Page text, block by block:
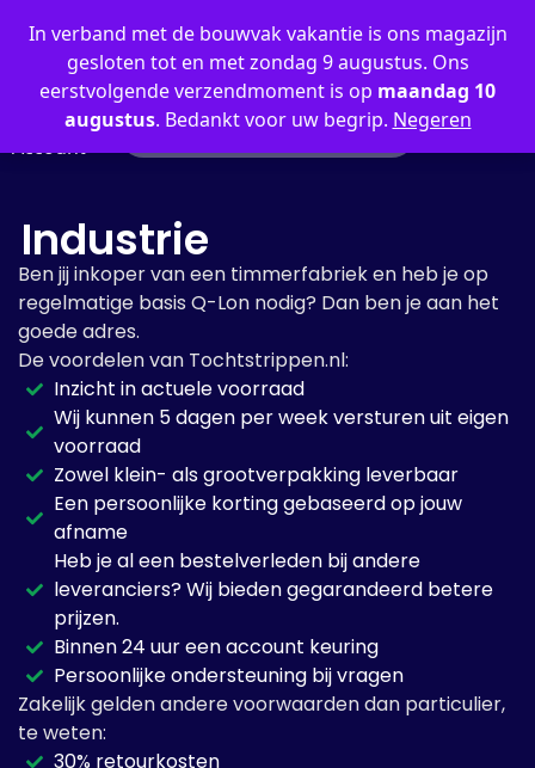
In verband met de bouwvak vakantie is ons magazijn
gesloten tot en met zondag 9 augustus. Ons
eerstvolgende verzendmoment is op maandag 10
augustus. Bedankt voor uw begrip. Negeren
Mijn
Account
Industrie
Ben jij inkoper van een timmerfabriek en heb je op
regelmatige basis Q-Lon nodig? Dan ben je aan het
goede adres.
De voordelen van Tochtstrippen.nl:
Inzicht in actuele voorraad
Wij kunnen 5 dagen per week versturen uit eigen
voorraad
Zowel klein- als grootverpakking leverbaar
Een persoonlijke korting gebaseerd op jouw
afname
Heb je al een bestelverleden bij andere
leveranciers? Wij bieden gegarandeerd betere
prijzen.
Binnen 24 uur een account keuring
Persoonlijke ondersteuning bij vragen
Zakelijk gelden andere voorwaarden dan particulier,
te weten:
30% retourkosten